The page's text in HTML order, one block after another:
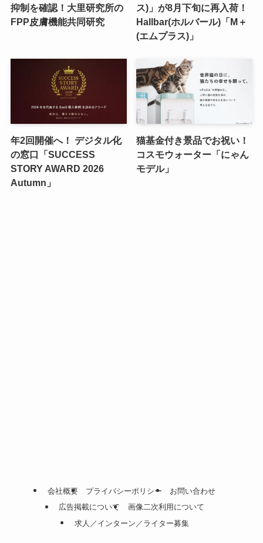
抑制を確認！大里研究所の
FPP皮膚機能共同研究
ス)」が8月下旬に再入荷！
Hallbar(ホルバール)「M＋
(エムプラス)」
年2回開催へ！ デジタル化
の窓口「SUCCESS
STORY AWARD 2026
Autumn」
猫基金付き景品でお祝い！
コスモウォーター「にゃん
モデル」
会社概要 プライバシーポリシー
お問い合わせ
広告掲載について
画像二次利用について
求人／インターン／ライター募集